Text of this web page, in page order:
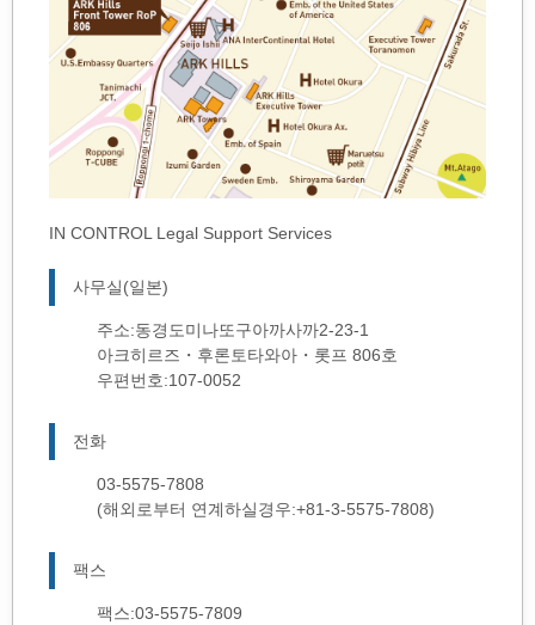
IN CONTROL Legal Support Services
사무실(일본)
주소:동경도미나또구아까사까2-23-1
아크히르즈・후론토타와아・롯프 806호
우편번호:107-0052
전화
03-5575-7808
(해외로부터 연계하실경우:+81-3-5575-7808)
팩스
팩스:03-5575-7809